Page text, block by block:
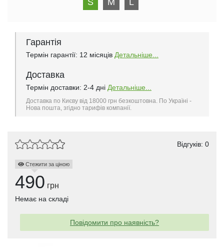
S M L
Гарантія
Термін гарантії: 12 місяців Детальніше...
Доставка
Термін доставки: 2-4 дні Детальніше...
Доставка по Києву від 18000 грн безкоштовна. По Україні -
Нова пошта, згідно тарифів компанії.
Відгуків: 0
Стежити за ціною
490 грн
Немає на складі
Повідомити про наявність?